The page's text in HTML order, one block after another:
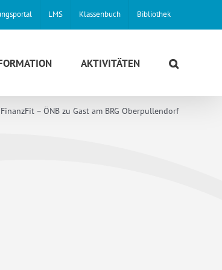
LMS Klassenbuch Bibliothek
AKTIVITÄTEN
FinanzFit – ÖNB zu Gast am BRG Oberpullendorf